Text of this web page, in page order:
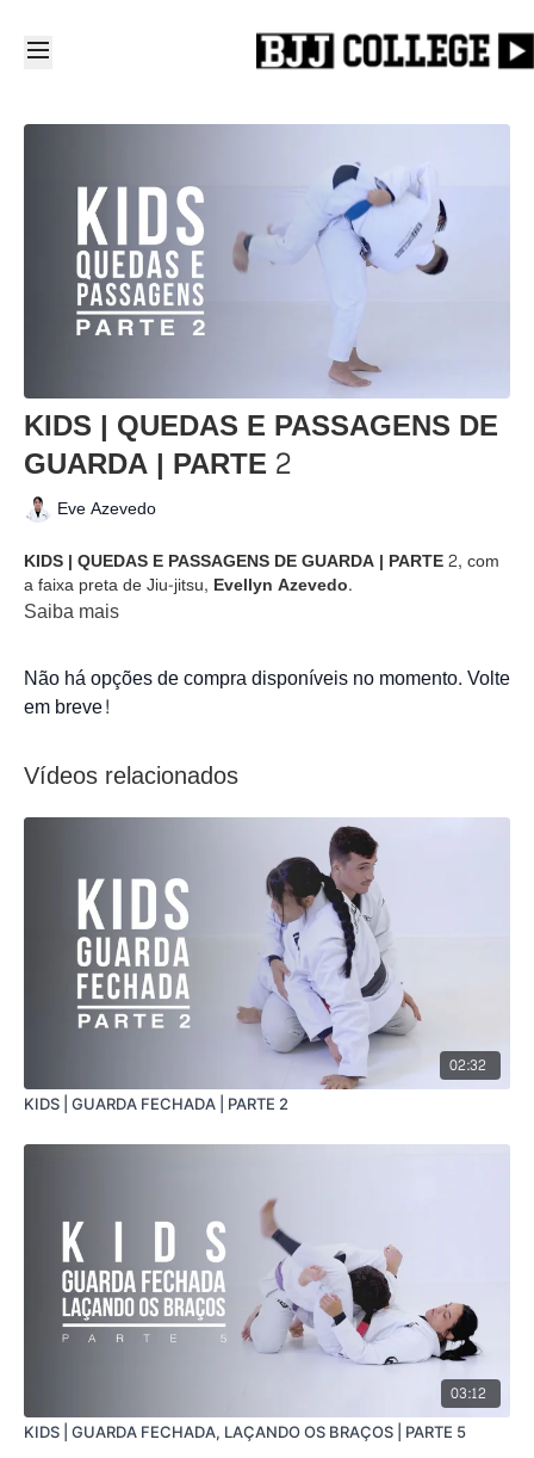
KIDS | QUEDAS E PASSAGENS DE
GUARDA | PARTE 2
Eve Azevedo
KIDS | QUEDAS E PASSAGENS DE GUARDA | PARTE 2, com
a faixa preta de Jiu-jitsu, Evellyn Azevedo.
Saiba mais
Não há opções de compra disponíveis no momento. Volte
em breve!
Vídeos relacionados
02:32
KIDS | GUARDA FECHADA | PARTE 2
03:12
KIDS | GUARDA FECHADA, LAÇANDO OS BRAÇOS | PARTE 5